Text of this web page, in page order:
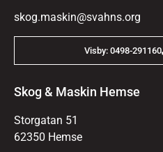
skog.maskin@svahns.org
Visby: 0498-291160
Skog & Maskin Hemse
Storgatan 51
62350 Hemse